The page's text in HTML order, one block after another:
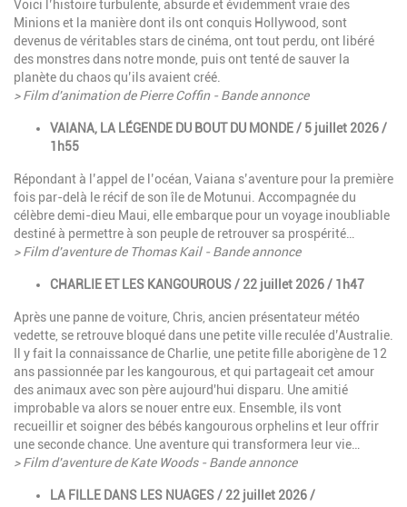
Voici l’histoire turbulente, absurde et évidemment vraie des
Minions et la manière dont ils ont conquis Hollywood, sont
devenus de véritables stars de cinéma, ont tout perdu, ont libéré
des monstres dans notre monde, puis ont tenté de sauver la
planète du chaos qu’ils avaient créé.
> Film d'animation de Pierre Coffin - Bande annonce
VAIANA, LA LÉGENDE DU BOUT DU MONDE / 5 juillet 2026 /
1h55
Répondant à l’appel de l’océan, Vaiana s’aventure pour la première
fois par-delà le récif de son île de Motunui. Accompagnée du
célèbre demi-dieu Maui, elle embarque pour un voyage inoubliable
destiné à permettre à son peuple de retrouver sa prospérité…
> Film d'aventure de Thomas Kail - Bande annonce
CHARLIE ET LES KANGOUROUS / 22 juillet 2026 / 1h47
Après une panne de voiture, Chris, ancien présentateur météo
vedette, se retrouve bloqué dans une petite ville reculée d’Australie.
Il y fait la connaissance de Charlie, une petite fille aborigène de 12
ans passionnée par les kangourous, et qui partageait cet amour
des animaux avec son père aujourd'hui disparu. Une amitié
improbable va alors se nouer entre eux. Ensemble, ils vont
recueillir et soigner des bébés kangourous orphelins et leur offrir
une seconde chance. Une aventure qui transformera leur vie…
> Film d'aventure de Kate Woods - Bande annonce
LA FILLE DANS LES NUAGES / 22 juillet 2026 /